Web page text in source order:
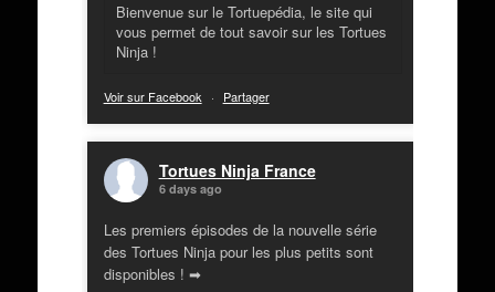
Bienvenue sur le Tortuepédia, le site qui
vous permet de tout savoir sur les Tortues
Ninja !
Voir sur Facebook · Partager
Tortues Ninja France
6 days ago
Les premiers épisodes de la nouvelle série
des Tortues Ninja pour les plus petits sont
disponibles ! ➡